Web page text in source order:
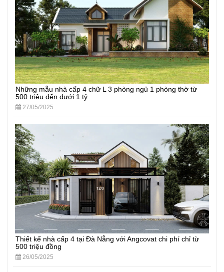
Những mẫu nhà cấp 4 chữ L 3 phòng ngủ 1 phòng thờ từ
500 triệu đến dưới 1 tỷ
27/05/2025
Thiết kế nhà cấp 4 tại Đà Nẵng với Angcovat chi phí chỉ từ
500 triệu đồng
26/05/2025